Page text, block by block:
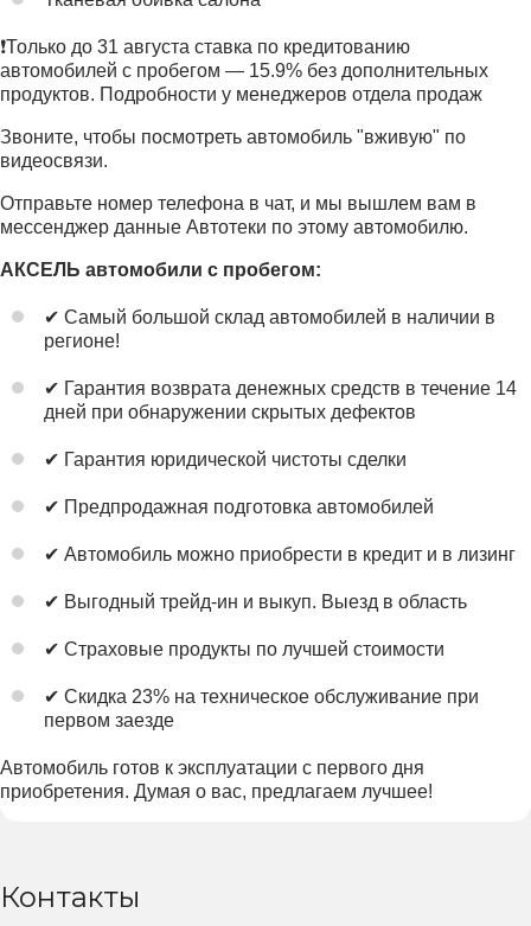
❗️Только до 31 августа ставка по кредитованию
автомобилей с пробегом — 15.9% без дополнительных
продуктов. Подробности у менеджеров отдела продаж
Звоните, чтобы посмотреть автомобиль "вживую" по
видеосвязи.
Отправьте номер телефона в чат, и мы вышлем вам в
мессенджер данные Автотеки по этому автомобилю.
АКСЕЛЬ автомобили с пробегом:
✔ Самый большой склад автомобилей в наличии в
регионе!
✔ Гарантия возврата денежных средств в течение 14
дней при обнаружении скрытых дефектов
✔ Гарантия юридической чистоты сделки
✔ Предпродажная подготовка автомобилей
✔ Автомобиль можно приобрести в кредит и в лизинг
✔ Выгодный трейд-ин и выкуп. Выезд в область
✔ Страховые продукты по лучшей стоимости
✔ Скидка 23% на техническое обслуживание при
первом заезде
Автомобиль готов к эксплуатации с первого дня
приобретения. Думая о вас, предлагаем лучшее!
Контакты